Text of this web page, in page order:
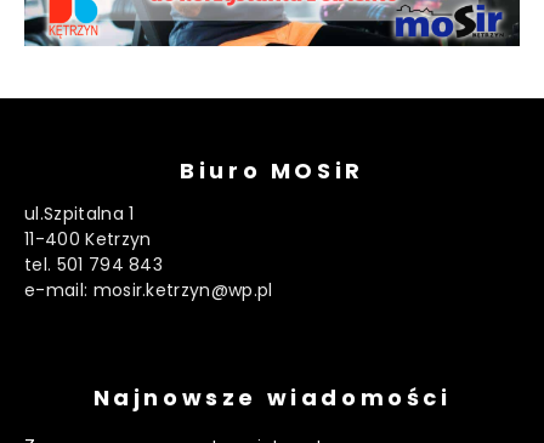
Biuro MOSiR
ul.Szpitalna 1
11-400 Ketrzyn
tel. 501 794 843
e-mail: mosir.ketrzyn@wp.pl
Najnowsze wiadomości